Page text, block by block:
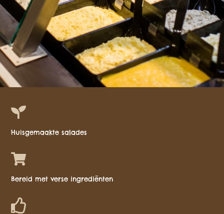
Huisgemaakte salades
Bereid met verse ingrediënten